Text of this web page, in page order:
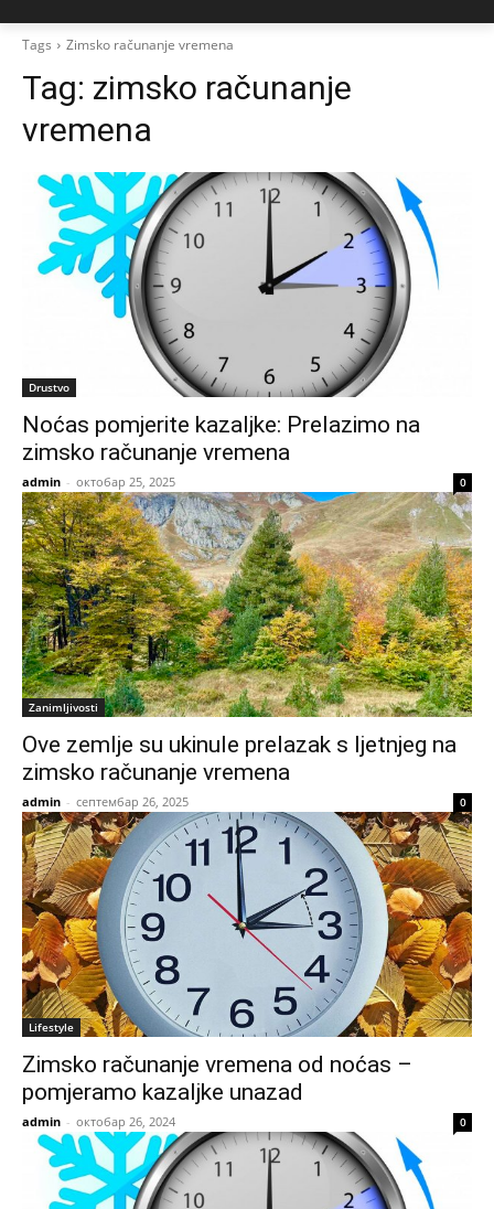
Tags Zimsko računanje vremena
Tag: zimsko računanje
vremena
Drustvo
Noćas pomjerite kazaljke: Prelazimo na
zimsko računanje vremena
admin - октобар 25, 2025 0
Zanimljivosti
Ove zemlje su ukinule prelazak s ljetnjeg na
zimsko računanje vremena
admin - септембар 26, 2025 0
Lifestyle
Zimsko računanje vremena od noćas –
pomjeramo kazaljke unazad
admin - октобар 26, 2024 0